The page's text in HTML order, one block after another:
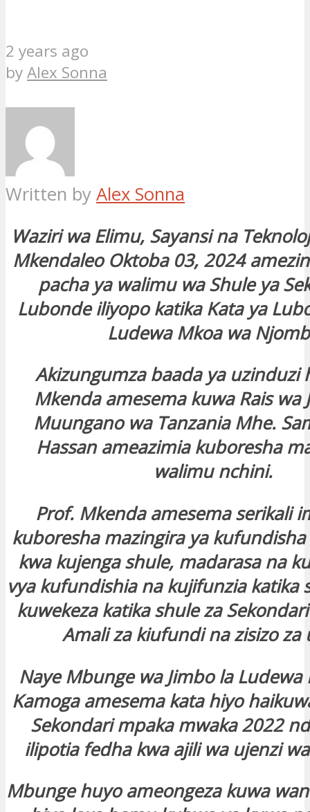
2 years ago
byAlex Sonna
Written by Alex Sonna
Waziri wa Elimu, Sayansi na
Mkendaleo Oktoba 03, 2024
pacha ya walimu wa Shule ya
Lubonde iliyopo katika Kata ya
Ludewa Mkoa wa
Akizungumza baada ya uzinduzi
Mkenda amesema kuwa Rais wa
Muungano wa Tanzania Mhe.
Hassan ameazimia kuboresha
walimu nchini.
Prof. Mkenda amesema serikali
kuboresha mazingira ya
kwa kujenga shule, madarasa na
vya kufundishia na kujifunzia katika
kuwekeza katika shule za
Amali za kiufundi na zisizo za
Naye Mbunge wa Jimbo la Ludewa
Kamoga amesema kata hiyo
Sekondari mpaka mwaka 2022
ilipotia fedha kwa ajili wa ujenzi
Mbunge huyo ameongeza kuwa